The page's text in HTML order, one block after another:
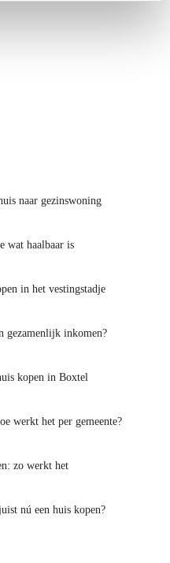
naar gezinswoning
wat haalbaar is
in het vestingstadje
gezamenlijk inkomen?
kopen in Boxtel
werkt het per gemeente?
zo werkt het
nú een huis kopen?